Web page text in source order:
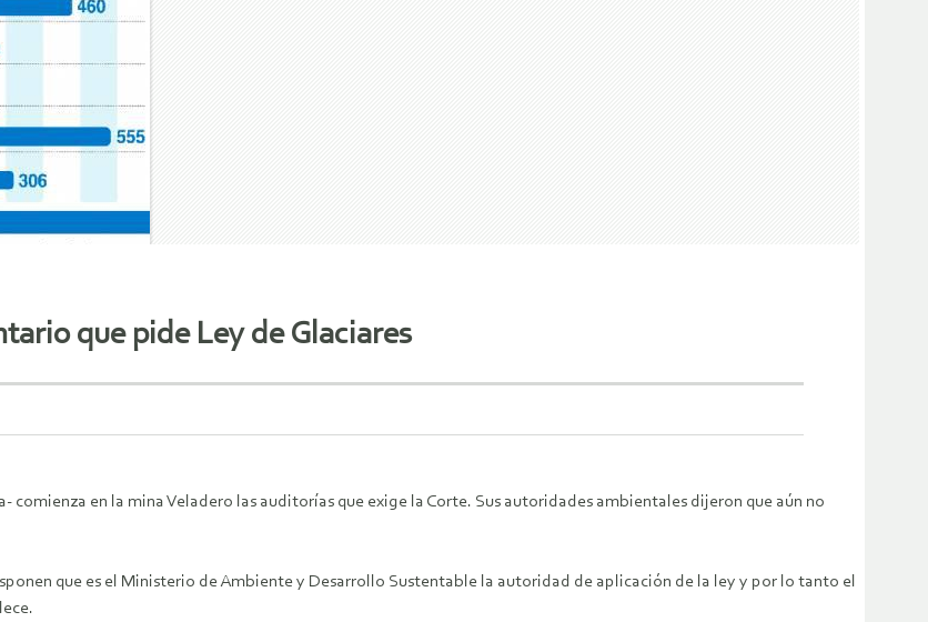
que pide Ley de Glaciares
comienza en la mina Veladero las auditorías que exige la Corte. Sus autoridades ambientales dijeron que aún no
que es el Ministerio de Ambiente y Desarrollo Sustentable la autoridad de aplicación de la ley y por lo tanto el